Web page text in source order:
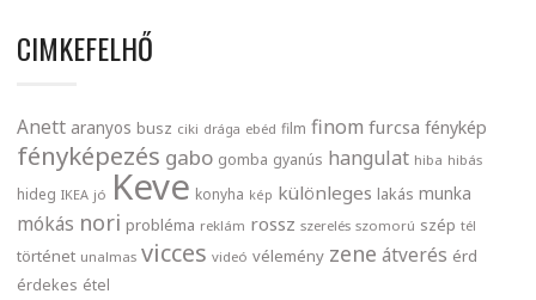
CIMKEFELHŐ
Anett aranyos busz ciki drága ebéd film finom furcsa fénykép
fényképezés gabo gomba gyanús hangulat hiba hibás
hideg IKEA jó Keve konyha kép különleges lakás munka
mókás nori probléma reklám rossz szerelés szomorú szép tél
történet unalmas vicces videó vélemény zene átverés érd
érdekes étel